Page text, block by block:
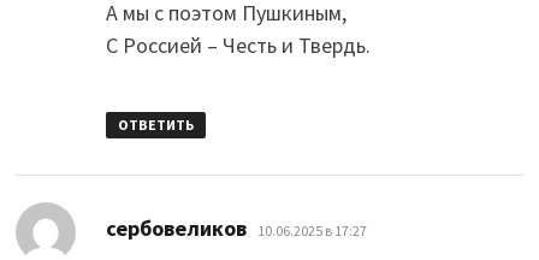
А мы с поэтом Пушкиным,
С Россией – Честь и Твердь.
ОТВЕТИТЬ
сербовеликов: 10.06.2025 в 17:27